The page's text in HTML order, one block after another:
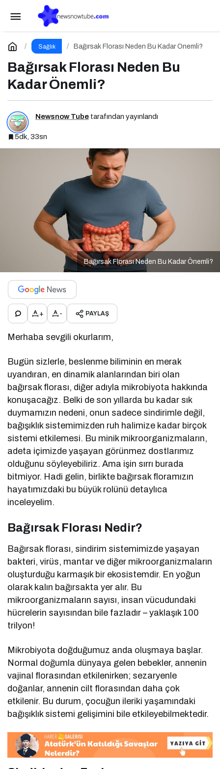
Sağlık Bağırsak Florası Neden Bu Kadar Önemli?
Bağırsak Florası Neden Bu
Kadar Önemli?
Newsnow Tube tarafından yayınlandı
5dk, 33sn
Bağırsak Florası Neden Bu Kadar Önemli?
+ - PAYLAŞ
Merhaba sevgili okurlarım,
Bugün sizlerle, beslenme biliminin en merak
uyandıran, en dinamik alanlarından biri olan
bağırsak florası, diğer adıyla mikrobiyota hakkında
konuşacağız. Belki de son yıllarda bu kadar sık
duymamızın nedeni, onun sadece sindirimle değil,
bağışıklık sistemimizden ruh halimize kadar birçok
sistemi etkilemesi. Bu minik mikroorganizmaların,
adeta içimizde yaşayan görünmez dostlarımız
olduğunu söyleyebiliriz. Ama işin sırrı burada
bitmiyor. Hadi gelin, birlikte bağırsak floramızın
hayatımızdaki bu büyük rolünü detaylıca
inceleyelim.
Bağırsak Florası Nedir?
Bağırsak florası, sindirim sistemimizde yaşayan
bakteri, virüs, mantar ve diğer mikroorganizmaların
oluşturduğu karmaşık bir ekosistemdir. En yoğun
olarak kalın bağırsakta yer alır. Bu
mikroorganizmaların sayısı, insan vücudundaki
hücrelerin sayısından bile fazladır – yaklaşık 100
trilyon!
Mikrobiyota doğduğumuz anda oluşmaya başlar.
Normal doğumla dünyaya gelen bebekler, annenin
vajinal florasından etkilenirken; sezaryenle
doğanlar, annenin cilt florasından daha çok
etkilenir. Bu durum, çocuğun ileriki yaşamındaki
bağışıklık sistemi gelişimini bile etkileyebilmektedir.
Beslenme ve Genetik: Nutrigenetik ve
Nutrigenomik’in Rolü
Yorum Yap